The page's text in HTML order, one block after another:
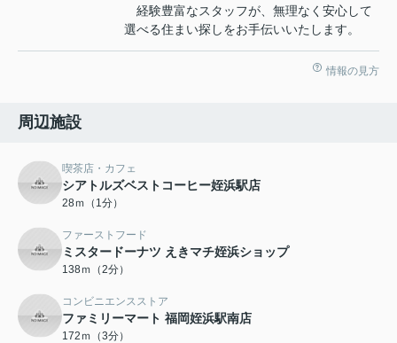
経験豊富なスタッフが、無理なく安心して
選べる住まい探しをお手伝いいたします。
情報の見方
周辺施設
喫茶店・カフェ
シアトルズベストコーヒー姪浜駅店
28ｍ（1分）
ファーストフード
ミスタードーナツ えきマチ姪浜ショップ
138ｍ（2分）
コンビニエンスストア
ファミリーマート 福岡姪浜駅南店
172ｍ（3分）